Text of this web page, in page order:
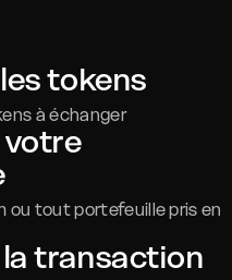
tokens
à échanger
ou tout portefeuille pris en
transaction